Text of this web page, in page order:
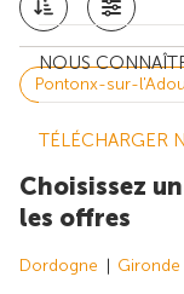
NOUS
TÉLÉCHARGER
Pontonx-sur-
Choisissez
les offres
Dordogne Gironde